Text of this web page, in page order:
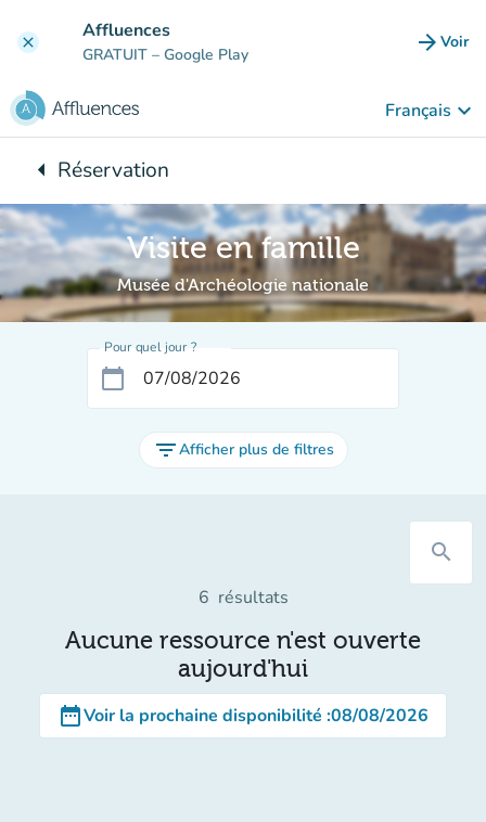
clear Affluences
GRATUIT – Google Play arrow_forward Voir
Français keyboard_arrow_down
arrow_leftRetour à :
Réservation
Visite en famille
Musée d'Archéologie nationale
Pour quel jour ?
calendar_today
filter_listAfficher plus de filtres
search
6 résultats
Aucune ressource n'est ouverte
aujourd'hui
date_rangeVoir la prochaine disponibilité :08/08/2026